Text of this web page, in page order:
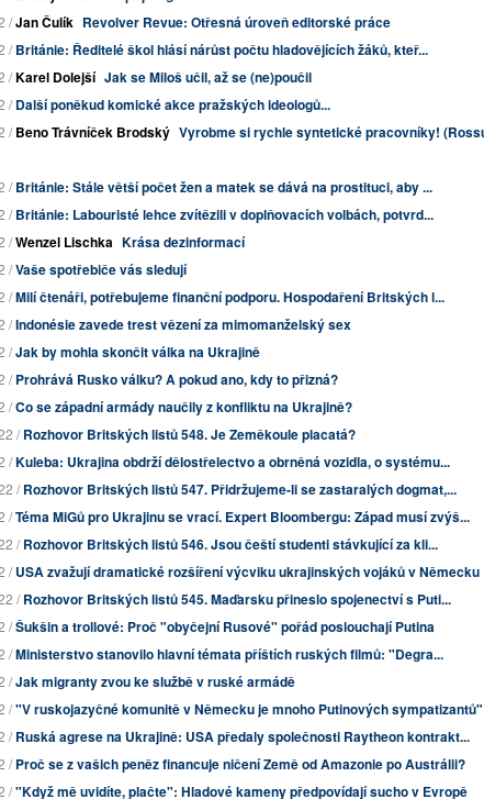
/Jan Čulík Revolver Revue: Otřesná úroveň editorské práce
/Británie: Ředitelé škol hlásí nárůst počtu hladovějících žáků, kteř...
/Karel Dolejší Jak se Miloš učil, až se (ne)poučil
/Další poněkud komické akce pražských ideologů...
/Beno Trávníček Brodský Vyrobme si rychle syntetické pracovníky!
/Británie: Stále větší počet žen a matek se dává na prostituci, aby ...
/Británie: Labouristé lehce zvítězili v doplňovacích volbách, potvrd...
/Wenzel Lischka Krása dezinformací
/Vaše spotřebiče vás sledují
/Milí čtenáři, potřebujeme finanční podporu. Hospodaření Britských l...
/Indonésie zavede trest vězení za mimomanželský sex
/Jak by mohla skončit válka na Ukrajině
/Prohrává Rusko válku? A pokud ano, kdy to přizná?
/Co se západní armády naučily z konfliktu na Ukrajině?
/Rozhovor Britských listů 548. Je Zeměkoule placatá?
/Kuleba: Ukrajina obdrží dělostřelectvo a obrněná vozidla, o systému...
/Rozhovor Britských listů 547. Přidržujeme-li se zastaralých dogmat,...
/Téma MiGů pro Ukrajinu se vrací. Expert Bloombergu: Západ musí zvýš...
/Rozhovor Britských listů 546. Jsou čeští studenti stávkující za kli...
/USA zvažují dramatické rozšíření výcviku ukrajinských vojáků v Německu
/Rozhovor Britských listů 545. Maďarsku přineslo spojenectví s Puti...
/Šukšin a trollové: Proč "obyčejní Rusové" pořád poslouchají Putina
/Ministerstvo stanovilo hlavní témata příštích ruských filmů: "Degra...
/Jak migranty zvou ke službě v ruské armádě
/"V ruskojazyčné komunitě v Německu je mnoho Putinových sympatizantů"
/Ruská agrese na Ukrajině: USA předaly společnosti Raytheon kontrakt...
/Proč se z vašich peněz financuje ničení Země od Amazonie po Austrálii?
/"Když mě uvidíte, plačte": Hladové kameny předpovídají sucho v Evropě